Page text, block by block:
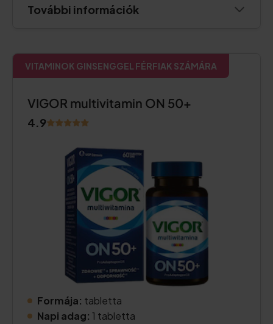
További információk
VITAMINOK GINSENGGEL FÉRFIAK SZÁMÁRA
VIGOR multivitamin ON 50+
4.9
Formája: tabletta
Napi adag: 1 tabletta